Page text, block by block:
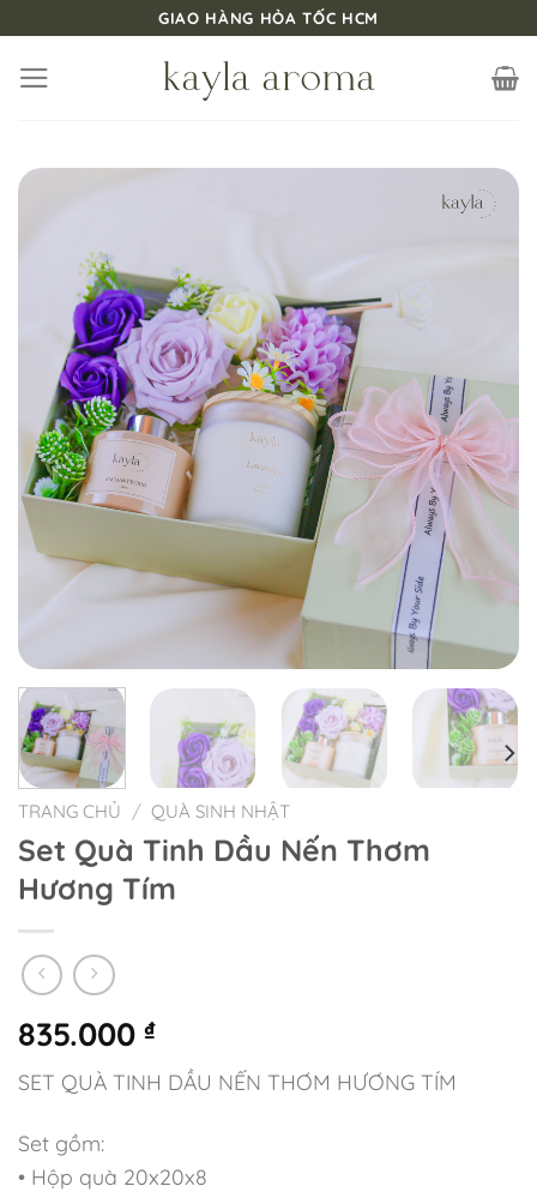
nội
GIAO HÀNG HỎA TỐC HCM
TRANG CHỦ / QUÀ SINH NHẬT
Set Quà Tinh Dầu Nến Thơm
Hương Tím
835.000 ₫
SET QUÀ TINH DẦU NẾN THƠM HƯƠNG TÍM
Set gồm:
• Hộp quà 20x20x8